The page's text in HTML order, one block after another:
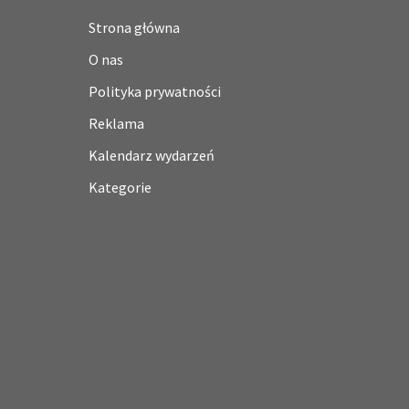
Strona główna
O nas
Polityka prywatności
Reklama
Kalendarz wydarzeń
Kategorie